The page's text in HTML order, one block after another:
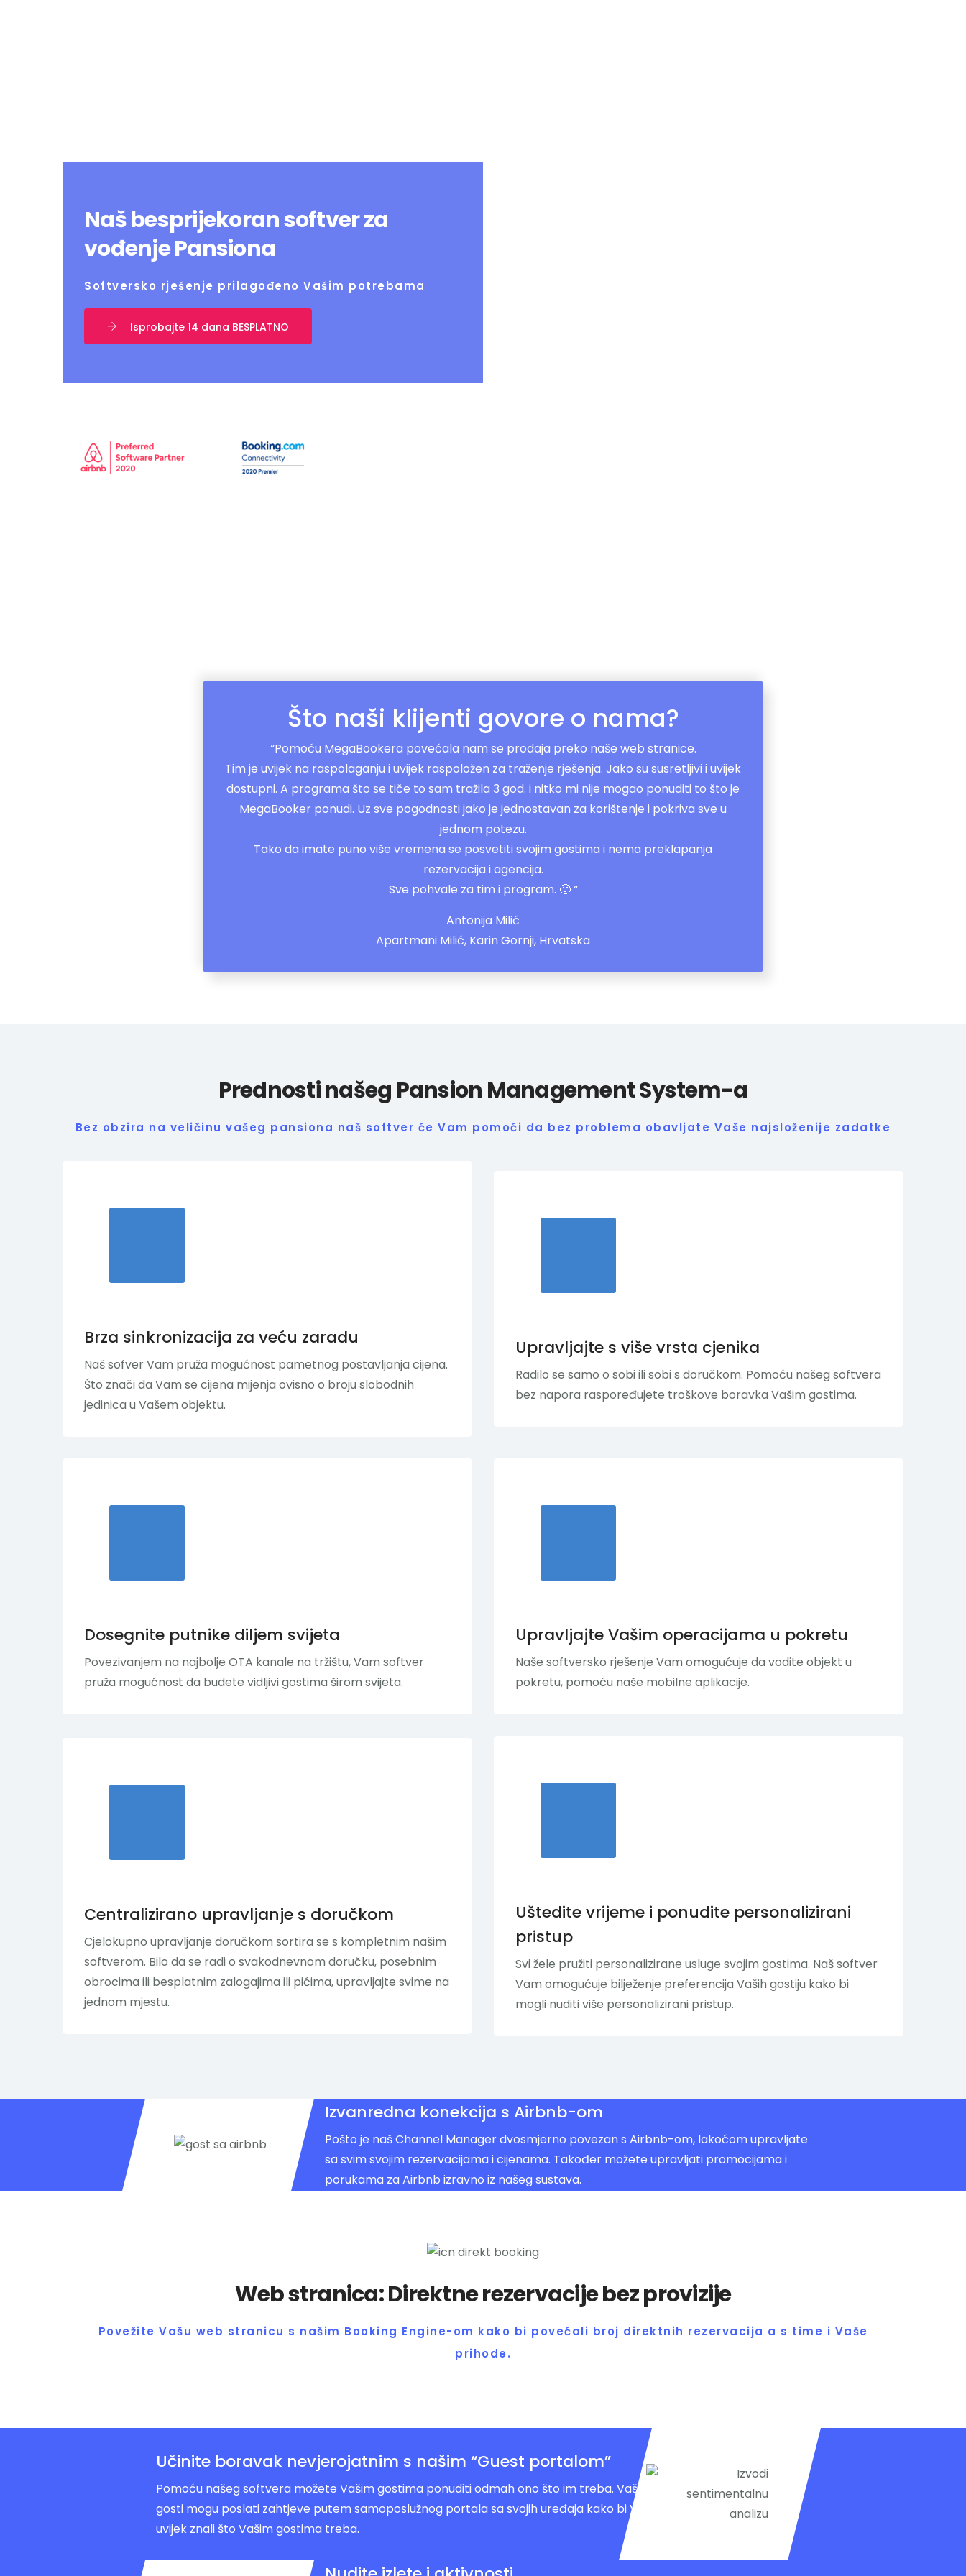
Naš besprijekoran softver za
vođenje Pansiona
Softversko rješenje prilagođeno Vašim potrebama
Isprobajte 14 dana BESPLATNO
Što naši klijenti govore o nama?
“Pomoću MegaBookera povećala nam se prodaja preko naše web stranice.
Tim je uvijek na raspolaganju i uvijek raspoložen za traženje rješenja. Jako su susretljivi i uvijek
dostupni. A programa što se tiče to sam tražila 3 god. i nitko mi nije mogao ponuditi to što je
MegaBooker ponudi. Uz sve pogodnosti jako je jednostavan za korištenje i pokriva sve u
jednom potezu.
Tako da imate puno više vremena se posvetiti svojim gostima i nema preklapanja
rezervacija i agencija.
Sve pohvale za tim i program. 🙂 “
Antonija Milić
Apartmani Milić, Karin Gornji, Hrvatska
Prednosti našeg Pansion Management System-a
Bez obzira na veličinu vašeg pansiona naš softver će Vam pomoći da bez problema obavljate Vaše najsloženije zadatke
Brza sinkronizacija za veću zaradu
Naš sofver Vam pruža mogućnost pametnog postavljanja cijena.
Što znači da Vam se cijena mijenja ovisno o broju slobodnih
jedinica u Vašem objektu.
Upravljajte s više vrsta cjenika
Radilo se samo o sobi ili sobi s doručkom. Pomoću našeg softvera
bez napora raspoređujete troškove boravka Vašim gostima.
Dosegnite putnike diljem svijeta
Povezivanjem na najbolje OTA kanale na tržištu, Vam softver
pruža mogućnost da budete vidljivi gostima širom svijeta.
Upravljajte Vašim operacijama u pokretu
Naše softversko rješenje Vam omogućuje da vodite objekt u
pokretu, pomoću naše mobilne aplikacije.
Centralizirano upravljanje s doručkom
Cjelokupno upravljanje doručkom sortira se s kompletnim našim
softverom. Bilo da se radi o svakodnevnom doručku, posebnim
obrocima ili besplatnim zalogajima ili pićima, upravljajte svime na
jednom mjestu.
Uštedite vrijeme i ponudite personalizirani
pristup
Svi žele pružiti personalizirane usluge svojim gostima. Naš softver
Vam omogućuje bilježenje preferencija Vaših gostiju kako bi
mogli nuditi više personalizirani pristup.
Izvanredna konekcija s Airbnb-om
Pošto je naš Channel Manager dvosmjerno povezan s Airbnb-om, lakoćom upravljate
sa svim svojim rezervacijama i cijenama. Također možete upravljati promocijama i
porukama za Airbnb izravno iz našeg sustava.
Web stranica: Direktne rezervacije bez provizije
Povežite Vašu web stranicu s našim Booking Engine-om kako bi povećali broj direktnih rezervacija a s time i Vaše
prihode.
Učinite boravak nevjerojatnim s našim “Guest portalom”
Pomoću našeg softvera možete Vašim gostima ponuditi odmah ono što im treba. Vaši
gosti mogu poslati zahtjeve putem samoposlužnog portala sa svojih uređaja kako bi Vi
uvijek znali što Vašim gostima treba.